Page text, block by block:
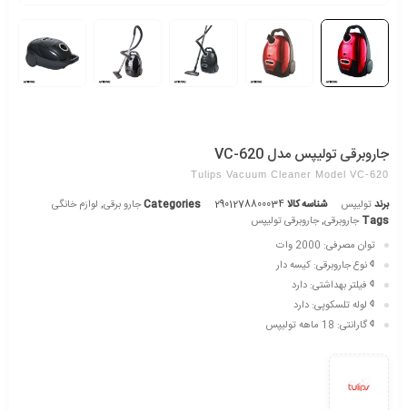
جاروبرقی تولیپس مدل VC-620
Tulips Vacuum Cleaner Model VC-620
برندتولیپس شناسه کالا2901278800034
Categoriesجارو برقی, لوازم خانگی
Tags جاروبرقی,جاروبرقی تولیپس
توان مصرفی:
نوع جاروبرقی: کیسه دار
فیلتر بهداشتی: دارد
لوله تلسکوپی: دارد
گارانتی: